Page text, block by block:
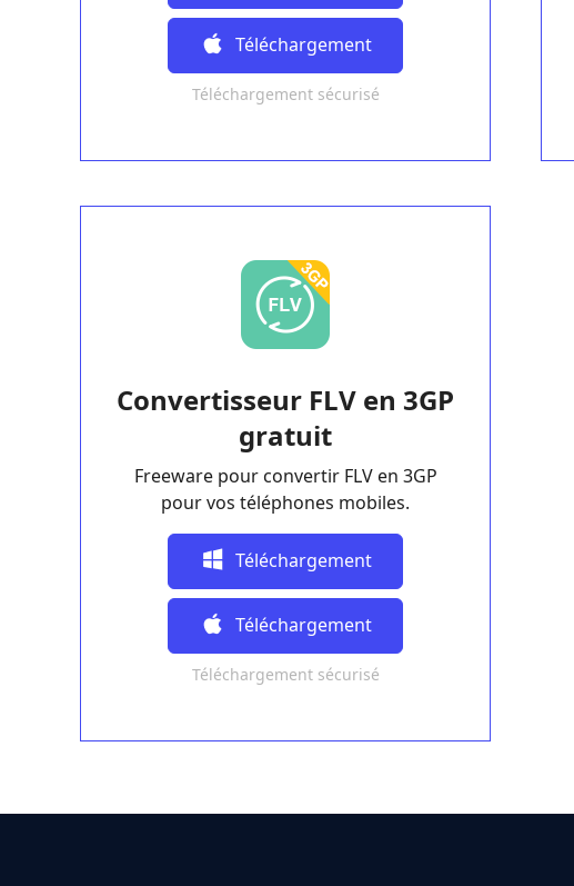
Gratuit
Téléchargement
Gratuit
Téléchargement sécurisé
Convertisseur FLV en 3GP
gratuit
Freeware pour convertir FLV en 3GP
pour vos téléphones mobiles.
Téléchargement
Gratuit
Téléchargement
Gratuit
Téléchargement sécurisé